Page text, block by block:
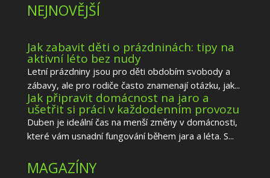
NEJNOVĚJŠÍ
Jak zabavit děti o prázdninách: tipy na
aktivní léto bez nudy
Letní prázdniny jsou pro děti obdobím svobody a
zábavy, ale pro rodiče často znamenají otázku, jak...
Jak připravit domácnost na jaro a
ušetřit si práci v každodenním provozu
Duben je ideální čas na menší změny v domácnosti,
které vám usnadní fungování během jara a léta. S...
MAGAZÍNY